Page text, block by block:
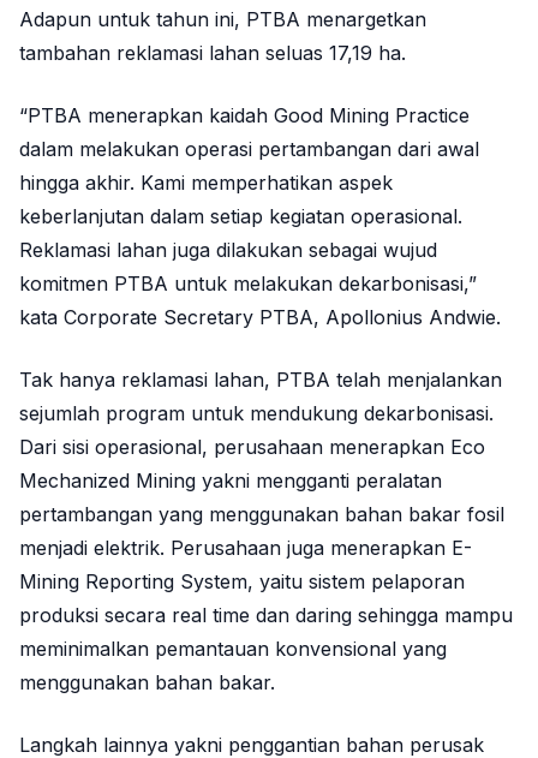
Adapun untuk tahun ini, PTBA menargetkan
tambahan reklamasi lahan seluas 17,19 ha.
“PTBA menerapkan kaidah Good Mining Practice
dalam melakukan operasi pertambangan dari awal
hingga akhir. Kami memperhatikan aspek
keberlanjutan dalam setiap kegiatan operasional.
Reklamasi lahan juga dilakukan sebagai wujud
komitmen PTBA untuk melakukan dekarbonisasi,”
kata Corporate Secretary PTBA, Apollonius Andwie.
Tak hanya reklamasi lahan, PTBA telah menjalankan
sejumlah program untuk mendukung dekarbonisasi.
Dari sisi operasional, perusahaan menerapkan Eco
Mechanized Mining yakni mengganti peralatan
pertambangan yang menggunakan bahan bakar fosil
menjadi elektrik. Perusahaan juga menerapkan E-
Mining Reporting System, yaitu sistem pelaporan
produksi secara real time dan daring sehingga mampu
meminimalkan pemantauan konvensional yang
menggunakan bahan bakar.
Langkah lainnya yakni penggantian bahan perusak